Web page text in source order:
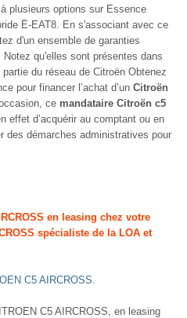
plusieurs options sur Essence
Ë-EAT8. En s'associant avec ce
d'un ensemble de garanties
qu'elles sont présentes dans
du réseau de Citroën Obtenez
pour financer l’achat d’un Citroën
ce mandataire Citroën c5
effet d’acquérir au comptant ou en
des démarches administratives pour
en leasing chez votre
spécialiste de la LOA et
C5 AIRCROSS.
C5 AIRCROSS, en leasing